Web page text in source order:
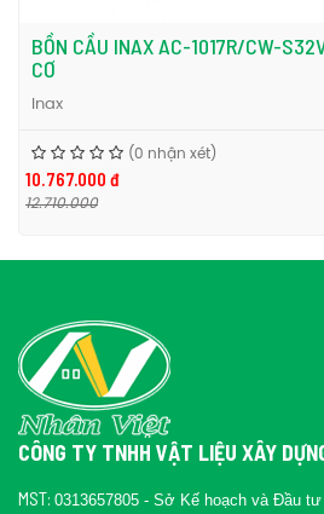
BỒN CẦU INAX AC-1017R/CW-
CƠ
Inax
(0 nhận xét)
10.767.000 đ
12.710.000
CÔNG TY TNHH VẬT LIỆU XÂY
MST: 0313657805 - Sở Kế hoạch và Đầu